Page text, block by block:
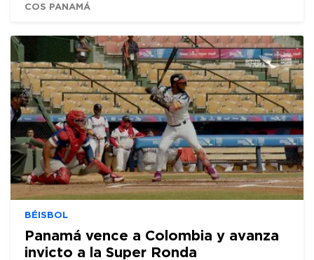
COS PANAMÁ
BÉISBOL
Panamá vence a Colombia y avanza
invicto a la Super Ronda